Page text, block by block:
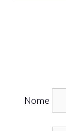
Nome